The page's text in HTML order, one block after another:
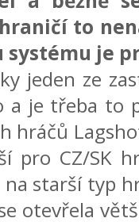
to
systému je
jeden ze
a je třeba to
hráčů
pro CZ/SK
na starší typ
otevřela